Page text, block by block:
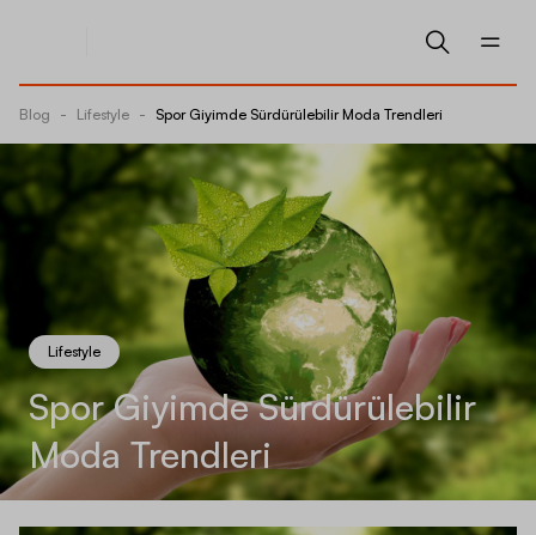
Blog - Lifestyle - Spor Giyimde Sürdürülebilir Moda Trendleri
Lifestyle
Spor Giyimde Sürdürülebilir
Moda Trendleri